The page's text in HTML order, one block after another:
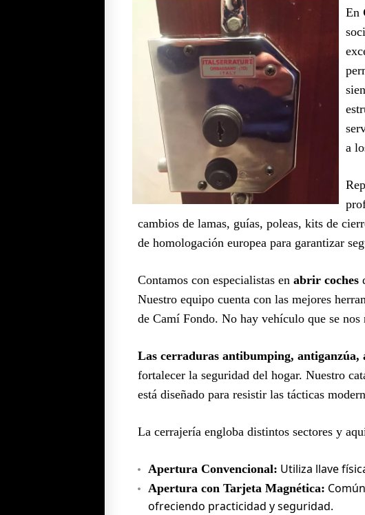
En
a
cambios de lamas, guías, poleas, kits de
de homologación europea para garantizar
Contamos con especialistas en abrir coches
Nuestro equipo cuenta con las mejores
de Camí Fondo. No hay vehículo que se nos
Las cerraduras antibumping,
fortalecer la seguridad del hogar. Nuestro
está diseñado para resistir las tácticas
La cerrajería engloba distintos sectores y
Apertura Convencional: Utiliza llave
Apertura con Tarjeta Magnética:
ofreciendo practicidad y seguridad.